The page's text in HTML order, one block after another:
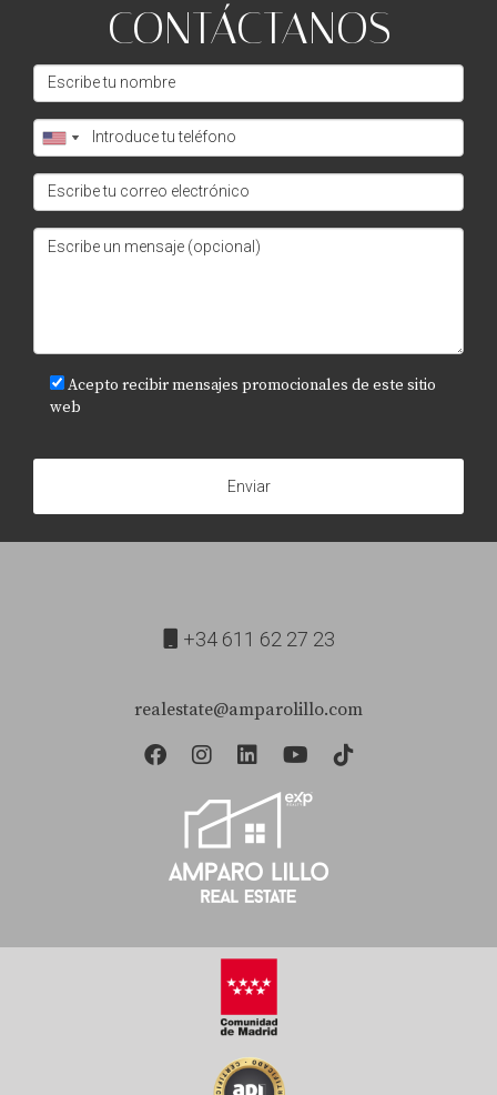
efectivas adaptadas a tus necesidades específicas.
CONTÁCTANOS
Acepto recibir mensajes promocionales de este sitio
web
Enviar
+34 611 62 27 23
realestate@amparolillo.com